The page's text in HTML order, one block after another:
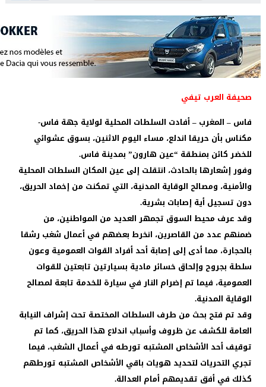
صحيفة العرب تيفي
فاس – المغرب – أفادت السلطات المحلية لولاية جهة فاس-
مكناس بأن حريقا اندلع، مساء اليوم الاثنين، بسوق عشوائي
للخضر كائن بمنطقة “عين هارون” بمدينة فاس.
وفور إشعارها بالحادث، انتقلت إلى عين المكان السلطات المحلية
والأمنية، ومصالح الوقاية المدنية، التي تمكنت من إخماد الحريق،
دون تسجيل أية إصابات بشرية.
وقد عرف محيط السوق تجمهر العديد من المواطنين، من
ضمنهم عدد من القاصرين، انخرط بعضهم في أعمال شغب رشقا
بالحجارة، مما أدى إلى إصابة أحد أفراد القوات العمومية وعون
سلطة بجروح وإلحاق خسائر مادية بسيارتين تابعتين للقوات
العمومية، فيما تم إضرام النار في سيارة للخدمة تابعة لمصالح
الوقاية المدنية.
وقد تم فتح بحث من طرف السلطات المختصة تحت إشراف النيابة
العامة للكشف عن ظروف وأسباب اندلاع هذا الحريق، كما تم
توقيف أحد الأشخاص المشتبه تورطه في أعمال الشغب، فيما
تجري التحريات لتحديد هويات باقي الأشخاص المشتبه تورطهم
كذلك في أفق تقديمهم أمام العدالة.